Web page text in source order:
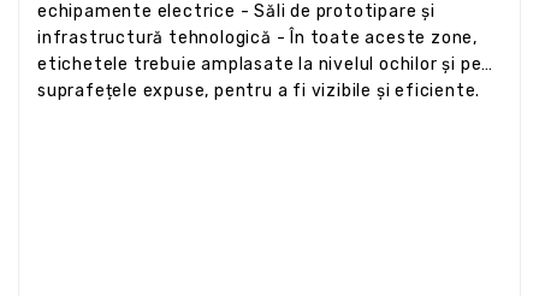
echipamente electrice - Săli de prototipare și
infrastructură tehnologică - În toate aceste zone,
etichetele trebuie amplasate la nivelul ochilor și pe
suprafețele expuse, pentru a fi vizibile și eficiente.